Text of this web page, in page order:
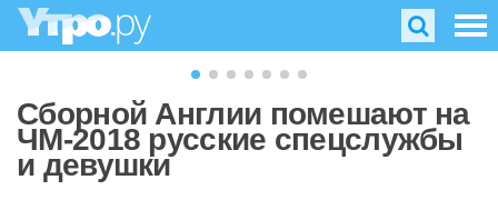
Сборной Англии помешают на
ЧМ-2018 русские спецслужбы
и девушки